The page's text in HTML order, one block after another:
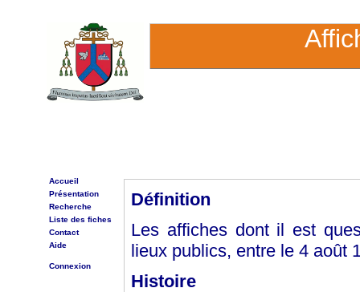
Accueil
Présentation
Recherche
Liste des fiches
Contact
Aide
Connexion
Définition
Les affiches dont il est
lieux publics, entre le 4 août
Histoire